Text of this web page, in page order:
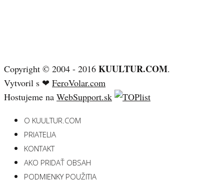
Copyright © 2004 - 2016 KUULTUR.COM.
Vytvoril s ❤ FeroVolar.com
Hostujeme na WebSupport.sk
O KUULTUR.COM
PRIATELIA
KONTAKT
AKO PRIDAŤ OBSAH
PODMIENKY POUŽITIA